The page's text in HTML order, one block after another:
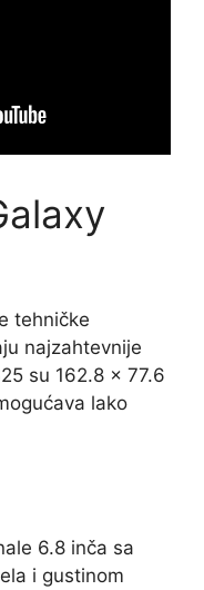
tehničke
najzahtevnije
su 162.8 x 77.6
lako
6.8 inča sa
i gustinom